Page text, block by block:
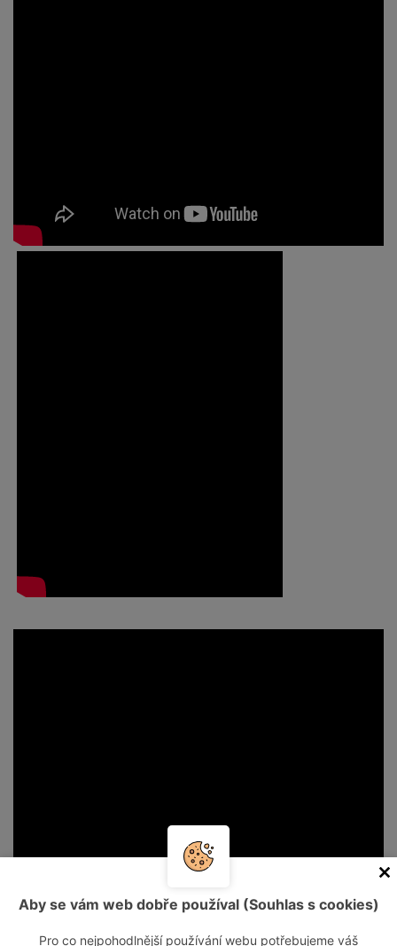
Aby se vám web dobře používal (Souhlas s cookies)
Pro co nejpohodlnější používání webu potřebujeme váš